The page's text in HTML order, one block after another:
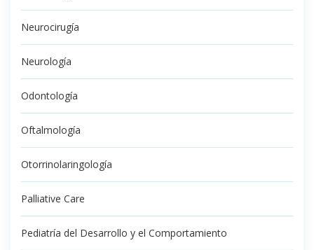
Neurocirugía
Neurología
Odontología
Oftalmología
Otorrinolaringología
Palliative Care
Pediatría del Desarrollo y el Comportamiento